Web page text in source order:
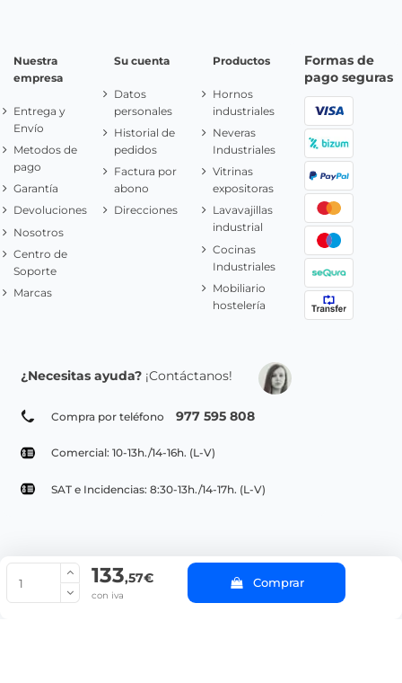
133,57€
con iva
Comprar
Nuestra
empresa
Entrega y
Envío
Metodos de
pago
Garantía
Devoluciones
Nosotros
Centro de
Soporte
Marcas
Su cuenta
Datos
personales
Historial de
pedidos
Factura por
abono
Direcciones
Productos
Hornos
industriales
Neveras
Industriales
Vitrinas
expositoras
Lavavajillas
industrial
Cocinas
Industriales
Mobiliario
hostelería
Formas de
pago seguras
¿Necesitas ayuda? ¡Contáctanos!
Compra por teléfono 977 595 808
Comercial: 10-13h./14-16h. (L-V)
SAT e Incidencias: 8:30-13h./14-17h. (L-V)
© Copyright 2022 PepeBar.com |
Aviso legal y
Condiciones generales de compra |